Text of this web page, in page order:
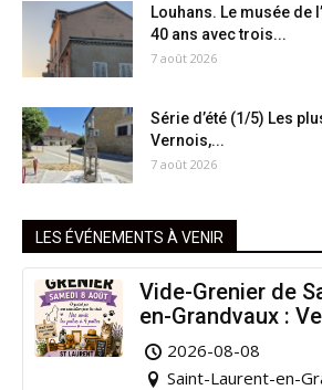
Louhans. Le musée de
40 ans avec trois...
7 août 2026
Série d’été (1/5) Les
Vernois,...
7 août 2026
LES ÉVÉNEMENTS À VENIR
Vide-Grenier de
en-Grandvaux :
pour la bonne
2026-08-08
Saint-Laurent-en-